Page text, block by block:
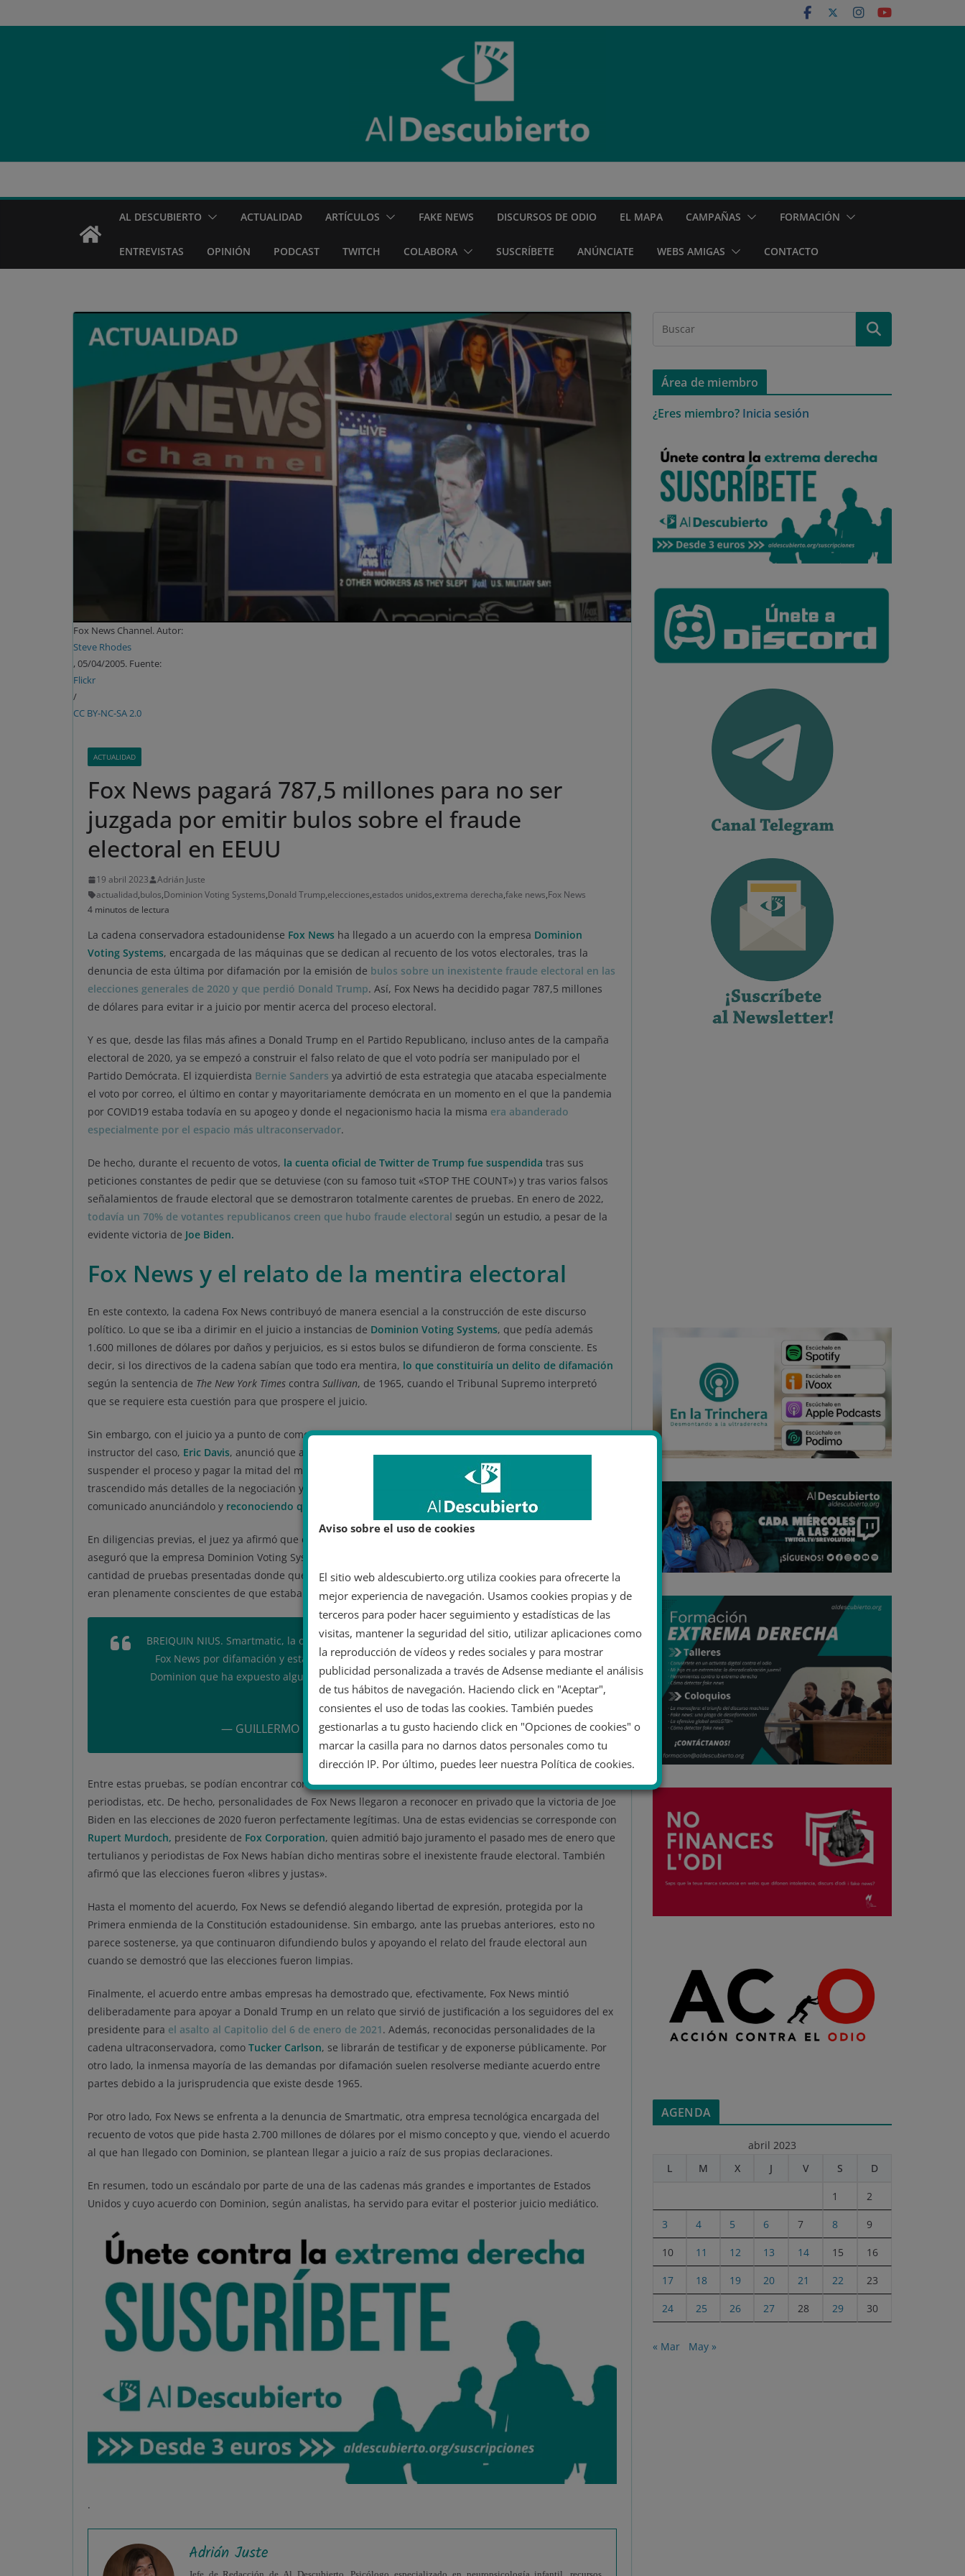
al
AL DESCUBIERTO ACTUALIDAD ARTÍCULOS FAKE NEWS DISCURSOS DE ODIO EL MAPA CAMPAÑAS FORMACIÓN
ENTREVISTAS OPINIÓN PODCAST TWITCH COLABORA SUSCRÍBETE ANÚNCIATE WEBS AMIGAS CONTACTO
Fox News Channel. Autor:
Steve Rhodes
, 05/04/2005. Fuente:
Flickr
/
CC BY-NC-SA 2.0
ACTUALIDAD
Fox News pagará 787,5 millones para no ser
juzgada por emitir bulos sobre el fraude
electoral en EEUU
19 abril 2023
Adrián Juste
actualidad,bulos,Dominion Voting Systems,Donald Trump,elecciones,estados unidos,extrema derecha,fake news,Fox News
4 minutos de lectura
La cadena conservadora estadounidense Fox News ha llegado a un acuerdo con la empresa Dominion
Voting Systems, encargada de las máquinas que se dedican al recuento de los votos electorales, tras la
denuncia de esta última por difamación por la emisión de bulos sobre un inexistente fraude electoral en las
elecciones generales de 2020 y que perdió Donald Trump. Así, Fox News ha decidido pagar 787,5 millones
de dólares para evitar ir a juicio por mentir acerca del proceso electoral.
Y es que, desde las filas más afines a Donald Trump en el Partido Republicano, incluso antes de la campaña
electoral de 2020, ya se empezó a construir el falso relato de que el voto podría ser manipulado por el
Partido Demócrata. El izquierdista Bernie Sanders ya advirtió de esta estrategia que atacaba especialmente
el voto por correo, el último en contar y mayoritariamente demócrata en un momento en el que la pandemia
por COVID19 estaba todavía en su apogeo y donde el negacionismo hacia la misma era abanderado
especialmente por el espacio más ultraconservador.
De hecho, durante el recuento de votos, la cuenta oficial de Twitter de Trump fue suspendida tras sus
peticiones constantes de pedir que se detuviese (con su famoso tuit «STOP THE COUNT») y tras varios falsos
señalamientos de fraude electoral que se demostraron totalmente carentes de pruebas. En enero de 2022,
todavía un 70% de votantes republicanos creen que hubo fraude electoral según un estudio, a pesar de la
evidente victoria de Joe Biden.
Fox News y el relato de la mentira electoral
En este contexto, la cadena Fox News contribuyó de manera esencial a la construcción de este discurso
político. Lo que se iba a dirimir en el juicio a instancias de Dominion Voting Systems, que pedía además
1.600 millones de dólares por daños y perjuicios, es si estos bulos se difundieron de forma consciente. Es
decir, si los directivos de la cadena sabían que todo era mentira, lo que constituiría un delito de difamación
según la sentencia de The New York Times contra Sullivan, de 1965, cuando el Tribunal Supremo interpretó
que se requiere esta cuestión para que prospere el juicio.
Sin embargo, con el juicio ya a punto de comenzar dos años después de interpuesta la demanda, el juez
instructor del caso, Eric Davis, anunció que ambas organizaciones habían llegado a un acuerdo para
suspender el proceso y pagar la mitad del montante solicitado por la parte demandante, sin que hayan
trascendido más detalles de la negociación y del mismo acuerdo. Poco después, Fox News emitía un
comunicado anunciándolo y reconociendo que eran «falsas ciertas afirmaciones».
En diligencias previas, el juez ya afirmó que era evidente que Fox News mintió deliberadamente cuando
aseguró que la empresa Dominion Voting Systems había manipulado el resultado electoral debido a la
cantidad de pruebas presentadas donde quedaba claro que los presentadores de la cadena conservadora
eran plenamente conscientes de que estaban emitiendo bulos para apoyar un relato político.
BREIQUIN NIUS. Smartmatic, la otra compañía de voto electrónico que pide 2.7000 millones a
Fox News por difamación y está a punto de iniciar juicio declara que, “tras el acuerdo con
Dominion que ha expuesto algunas mentiras de Fox, estamos determinados a sacar a la luz
el resto.”
— GUILLERMO FESSER (@guillermofesser)April 19, 2023
Entre estas pruebas, se podían encontrar correos electrónicos, declaraciones, mensajes de texto de
periodistas, etc. De hecho, personalidades de Fox News llegaron a reconocer en privado que la victoria de Joe
Biden en las elecciones de 2020 fueron perfectamente legítimas. Una de estas evidencias se corresponde con
Rupert Murdoch, presidente de Fox Corporation, quien admitió bajo juramento el pasado mes de enero que
tertulianos y periodistas de Fox News habían dicho mentiras sobre el inexistente fraude electoral. También
afirmó que las elecciones fueron «libres y justas».
Hasta el momento del acuerdo, Fox News se defendió alegando libertad de expresión, protegida por la
Primera enmienda de la Constitución estadounidense. Sin embargo, ante las pruebas anteriores, esto no
parece sostenerse, ya que continuaron difundiendo bulos y apoyando el relato del fraude electoral aun
cuando se demostró que las elecciones fueron limpias.
Finalmente, el acuerdo entre ambas empresas ha demostrado que, efectivamente, Fox News mintió
deliberadamente para apoyar a Donald Trump en un relato que sirvió de justificación a los seguidores del ex
presidente para el asalto al Capitolio del 6 de enero de 2021 . Además, reconocidas personalidades de la
cadena ultraconservadora, como Tucker Carlson, se librarán de testificar y de exponerse públicamente. Por
otro lado, la inmensa mayoría de las demandas por difamación suelen resolverse mediante acuerdo entre
partes debido a la jurisprudencia que existe desde 1965.
Por otro lado, Fox News se enfrenta a la denuncia de Smartmatic, otra empresa tecnológica encargada del
recuento de votos que pide hasta 2.700 millones de dólares por el mismo concepto y que, viendo el acuerdo
al que han llegado con Dominion, se plantean llegar a juicio a raíz de sus propias declaraciones.
En resumen, todo un escándalo por parte de una de las cadenas más grandes e importantes de Estados
Unidos y cuyo acuerdo con Dominion, según analistas, ha servido para evitar el posterior juicio mediático.
.
Adrián Juste
Área de miembro
¿Eres miembro? Inicia sesión
AGENDA
abril 2023
L
M X J V S D
1 2
3 4 5 6 7 8 9
10 11 12 13 14 15 16
17 18 19 20 21 22 23
24 25 26 27 28 29 30
« Mar May »
Aviso sobre el uso de cookies
El sitio web aldescubierto.org utiliza cookies para ofrecerte la
mejor experiencia de navegación. Usamos cookies propias y de
terceros para poder hacer seguimiento y estadísticas de las
visitas, mantener la seguridad del sitio, utilizar aplicaciones como
la reproducción de vídeos y redes sociales y para mostrar
publicidad personalizada a través de Adsense mediante el análisis
de tus hábitos de navegación. Haciendo click en "Aceptar",
consientes el uso de todas las cookies. También puedes
gestionarlas a tu gusto haciendo click en "Opciones de cookies" o
marcar la casilla para no darnos datos personales como tu
dirección IP. Por último, puedes leer nuestra Política de cookies.
No dar mi información personal
Opciones de cookies Aceptar cookies